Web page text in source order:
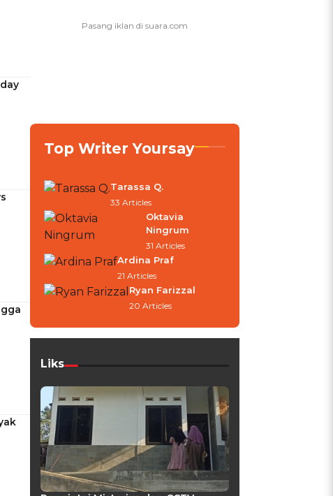
Top Writer Yoursay
Tarassa Q.
33 Articles
Oktavia
Ningrum
31 Articles
Ardina Praf
21 Articles
Ryan Farizzal
20 Articles
Liks